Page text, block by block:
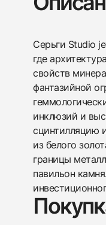
Серьги Studio
где
свойств
фантазийной
инклюзий и
сцинтилляцию
из белого
границы
павильон